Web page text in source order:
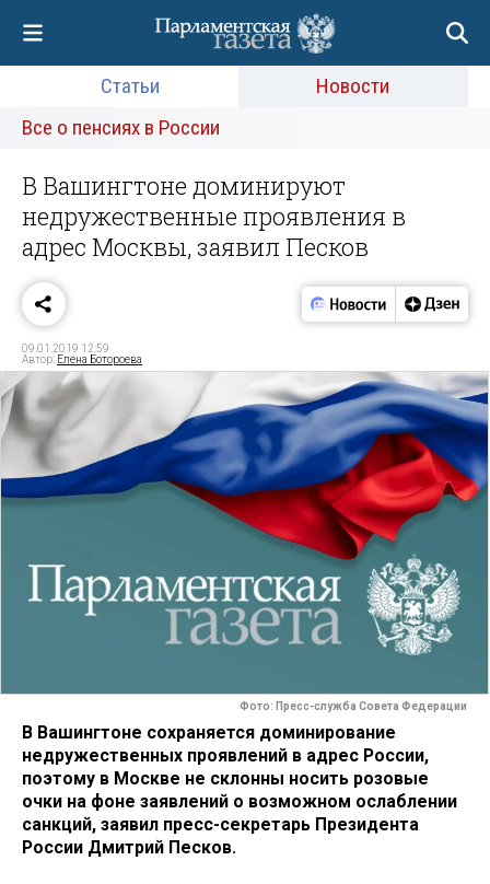
Статьи
Новости
Все о пенсиях в России
В Вашингтоне доминируют
недружественные проявления в
адрес Москвы, заявил Песков
09.01.2019 12:59
Автор: Елена Ботороева
Фото: Пресс-служба Совета Федерации
В Вашингтоне сохраняется доминирование
недружественных проявлений в адрес России,
поэтому в Москве не склонны носить розовые
очки на фоне заявлений о возможном ослаблении
санкций, заявил пресс-секретарь Президента
России Дмитрий Песков.